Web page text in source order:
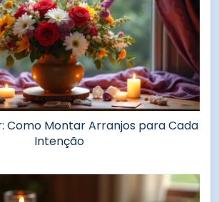
Como Montar Arranjos para Cada
Intenção